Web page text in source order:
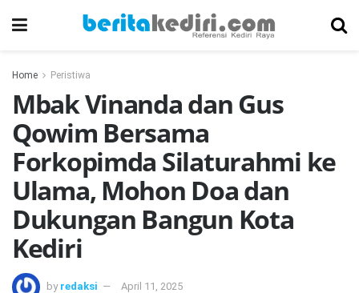
Home Peristiwa
Mbak Vinanda dan Gus
Qowim Bersama
Forkopimda Silaturahmi ke
Ulama, Mohon Doa dan
Dukungan Bangun Kota
Kediri
by redaksi April 11, 2025